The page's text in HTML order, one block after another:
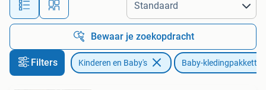
Bewaar je zoekopdracht
Filters Kinderen en Baby's Baby-kledingpakketten